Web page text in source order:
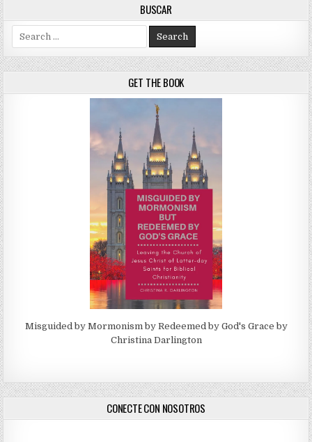
BUSCAR
Search for:
GET THE BOOK
Misguided by Mormonism by Redeemed by God's Grace by
Christina Darlington
CONECTE CON NOSOTROS